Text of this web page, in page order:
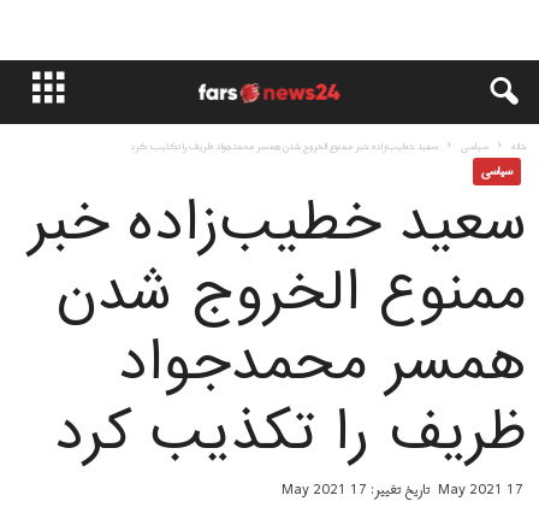
خانه سياسى سعید خطیب‌زاده خبر ممنوع الخروج شدن همسر محمدجواد ظریف را تکذیب کرد
سياسى
سعید خطیب‌زاده خبر
ممنوع الخروج شدن
همسر محمدجواد
ظریف را تکذیب کرد
17 May 2021 تاریخ تغییر: 17 May 2021